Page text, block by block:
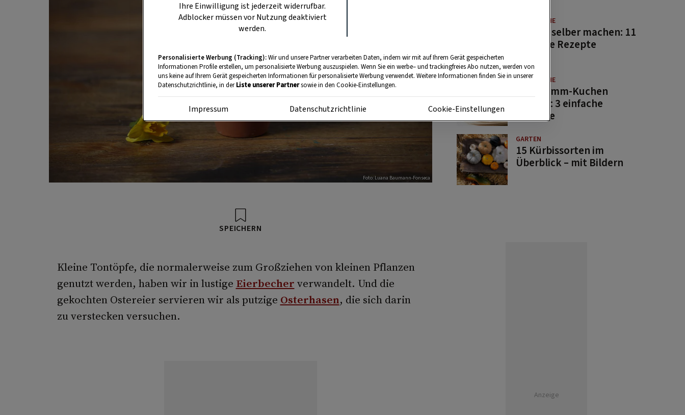
Foto: Luana Baumann-Fonseca
SPEICHERN
Kleine Tontöpfe, die normalerweise zum Großziehen von kleinen Pflanzen
genutzt werden, haben wir in lustige Eierbecher verwandelt. Und die
gekochten Ostereier servieren wir als putzige Osterhasen, die sich darin
zu verstecken versuchen.
GUTE KÜCHE
Saucen selber machen: 11
beliebte Rezepte
GUTE KÜCHE
Osterlamm-Kuchen
backen: 3 einfache
Rezepte
GARTEN
15 Kürbissorten im
Überblick – mit Bildern
Anzeige
Ihre Einwilligung ist jederzeit widerrufbar.
Adblocker müssen vor Nutzung deaktiviert
werden.
Personalisierte Werbung (Tracking):Wir und unsere Partner verarbeiten Daten, indem wir mit auf Ihrem Gerät gespeicherten
Informationen Profile erstellen, um personalisierte Werbung auszuspielen. Wenn Sie ein werbe– und trackingfreies Abo nutzen, werden von
uns keine auf Ihrem Gerät gespeicherten Informationen für personalisierte Werbung verwendet. Weitere Informationen finden Sie in unserer
Datenschutzrichtlinie, in derListe unserer Partnersowie in den Cookie-Einstellungen.
Impressum Datenschutzrichtlinie Cookie-Einstellungen